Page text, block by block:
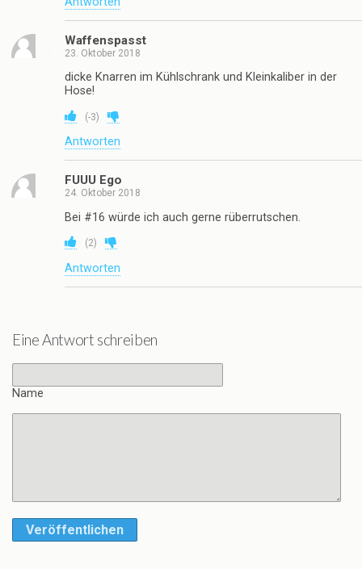
Waffenspasst
23. Oktober 2018
dicke Knarren im Kühlschrank und Kleinkaliber in der
Hose!
(-3)
Antworten
FUUU Ego
24. Oktober 2018
Bei #16 würde ich auch gerne rüberrutschen.
(2)
Antworten
Eine Antwort schreiben
Name
Veröffentlichen